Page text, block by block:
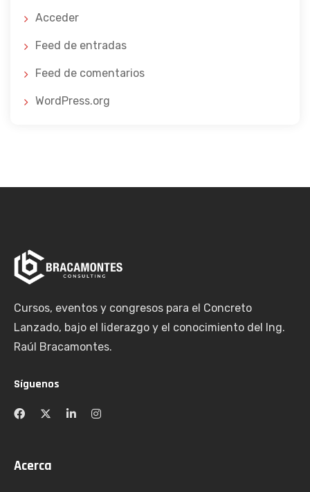
Acceder
Feed de entradas
Feed de comentarios
WordPress.org
Cursos, eventos y congresos para el Concreto
Lanzado, bajo el liderazgo y el conocimiento del Ing.
Raúl Bracamontes.
Síguenos
Acerca